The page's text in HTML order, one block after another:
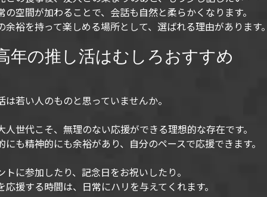
の空間が加わることで、会話も自然と柔らかくなります。
余裕を持って楽しめる場所として、選ばれる理由があります
年の推し活はむしろおすすめ
は若い人のものと思っていませんか。
人世代こそ、無理のない応援ができる理想的な存在です。
にも精神的にも余裕があり、自分のペースで応援できます。
トに参加したり、記念日をお祝いしたり。
応援する時間は、日常にハリを与えてくれます。